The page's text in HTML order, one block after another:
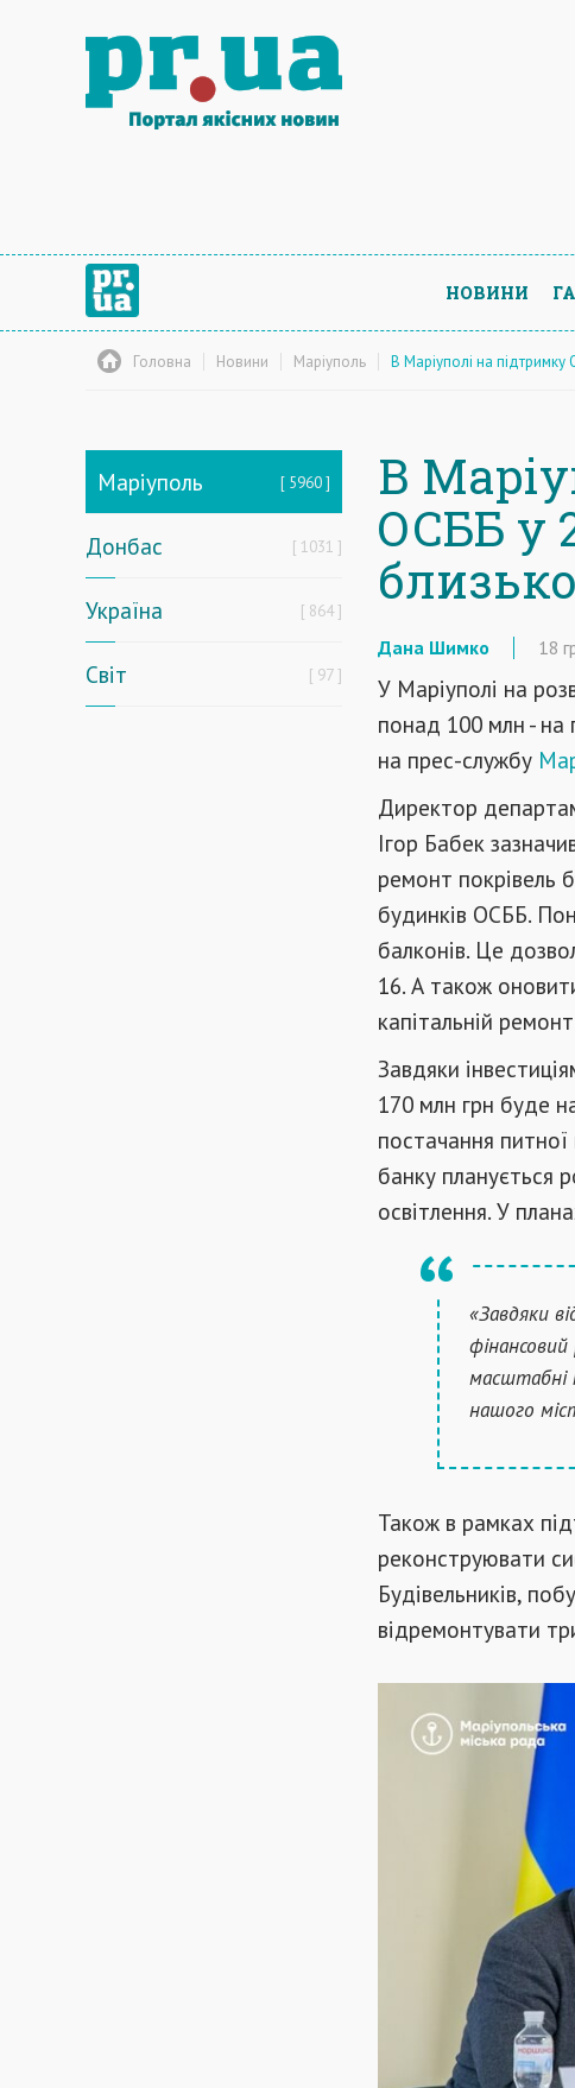
НОВИНИ
Головна Новини Маріуполь В Маріуполі на підтримку
Маріуполь 5960
Донбас 1031
Україна 864
Світ 97
В
ОСББ у
Дана Шимко 18
У Маріуполі на
понад 100 млн - на
на прес-службу
Директор
Ігор Бабек
ремонт покрівель
будинків ОСББ.
балконів. Це
16. А також
капітальній
Завдяки
170 млн грн буде
постачання
банку планується
освітлення. У
«Завдяки
масштабні
нашого
Також в рамках
реконструювати
Будівельників,
відремонтувати